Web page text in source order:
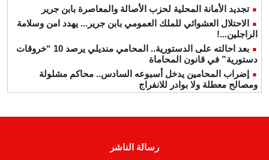
تجديد الأمانة المحلية لحزب الأصالة والمعاصرة بابن جرير
الاحتلال العشوائي للملك العمومي بابن جرير... يهدد امن وسلامة
الراجلين...!
بعد احالته على الدستورية.. المحامي منديلي يرصد 10 “خروقات
دستورية” في قانون المحاماة
إضراب المحامين يدخل أسبوعه السادس.. محاكم مشلولة
ومصالح معطلة ولا بوادر للانفراج
رسالة الناشر